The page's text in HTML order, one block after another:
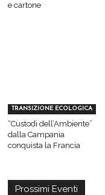
e cartone
TRANSIZIONE ECOLOGICA
“Custodi dell’Ambiente”
dalla Campania
conquista la Francia
Prossimi Eventi